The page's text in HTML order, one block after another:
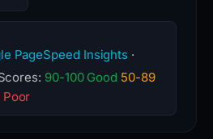
PageSpeed Insights ·
90-100 Good 50-89